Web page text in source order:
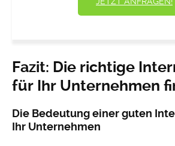
Fazit: Die richtige
für Ihr Unternehmen
Die Bedeutung einer guten
Ihr Unternehmen